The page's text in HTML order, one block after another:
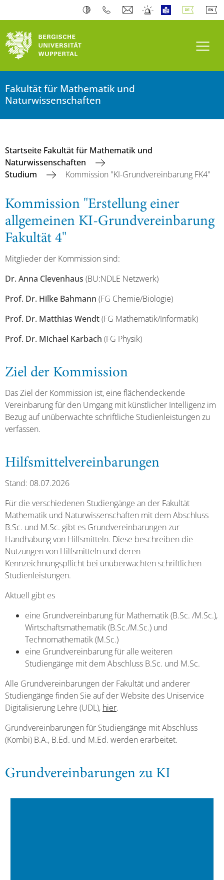
Fakultät für Mathematik und
Naturwissenschaften
Startseite Fakultät für Mathematik und
Naturwissenschaften
Studium
Kommission "KI-Grundvereinbarung FK4"
Kommission "Erstellung einer
allgemeinen KI-Grundvereinbarung
Fakultät 4"
Mitglieder der Kommission sind:
Dr. Anna Clevenhaus (BU:NDLE Netzwerk)
Prof. Dr. Hilke Bahmann (FG Chemie/Biologie)
Prof. Dr. Matthias Wendt(FG Mathematik/Informatik)
Prof. Dr. Michael Karbach (FG Physik)
Ziel der Kommission
Das Ziel der Kommission ist, eine flächendeckende
Vereinbarung für den Umgang mit künstlicher Intelligenz im
Bezug auf unüberwachte schriftliche Studienleistungen zu
verfassen.
Hilfsmittelvereinbarungen
Stand: 08.07.2026
Für die verschiedenen Studiengänge an der Fakultät
Mathematik und Naturwissenschaften mit dem Abschluss
B.Sc. und M.Sc. gibt es Grundvereinbarungen zur
Handhabung von Hilfsmitteln. Diese beschreiben die
Nutzungen von Hilfsmitteln und deren
Kennzeichnungspflicht bei unüberwachten schriftlichen
Studienleistungen.
Aktuell gibt es
eine Grundvereinbarung für Mathematik (B.Sc. /M.Sc.),
Wirtschaftsmathematik (B.Sc./M.Sc.) und
Technomathematik (M.Sc.)
eine Grundvereinbarung für alle weiteren
Studiengänge mit dem Abschluss B.Sc. und M.Sc.
Alle Grundvereinbarungen der Fakultät und anderer
Studiengänge finden Sie auf der Website des Uniservice
Digitalisierung Lehre (UDL), hier.
Grundvereinbarungen für Studiengänge mit Abschluss
(Kombi) B.A., B.Ed. und M.Ed. werden erarbeitet.
Grundvereinbarungen zu KI